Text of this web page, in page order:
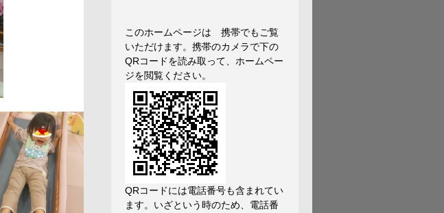
イ
ブ
このホームページは 携帯でもご覧
いただけます。携帯のカメラで下の
QRコードを読み取って、ホームペー
ジを閲覧ください。
QRコードには電話番号も含まれてい
ます。いざという時のため、電話番